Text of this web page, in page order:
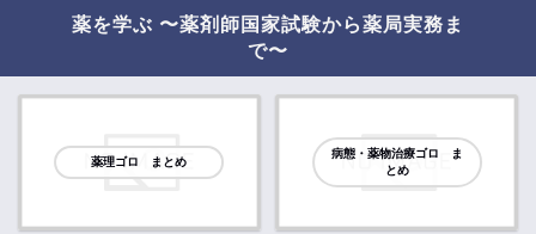
薬を学ぶ 〜薬剤師国家試験から薬局実務ま
で〜
薬理ゴロ まとめ
病態・薬物治療ゴロ ま
とめ